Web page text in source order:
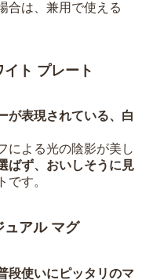
合は、兼用で使える
ト プレート
が表現されている、白
による光の陰影が美し
ばず、おいしそうに見
です。
ュアル マグ
段使いにピッタリのマ